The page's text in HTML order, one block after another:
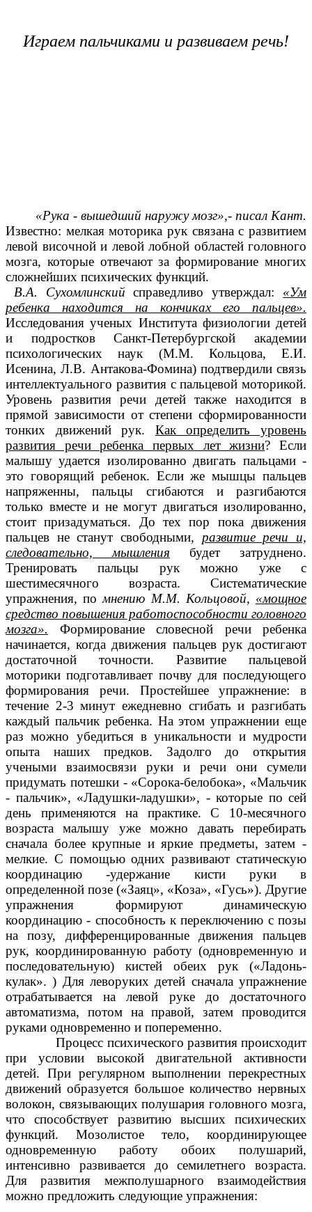
Играем пальчиками и развиваем речь!
«Рука - вышедший наружу мозг»,- писал Кант.
Известно: мелкая моторика рук связана с развитием
левой височной и левой лобной областей головного
мозга, которые отвечают за формирование многих
сложнейших психических функций.
В.А. Сухомлинскийсправедливо утверждал: «Ум
ребенка находится на кончиках его пальцев».
Исследования ученых Института физиологии детей
и подростков Санкт-Петербургской академии
психологических наук (М.М. Кольцова, Е.И.
Исенина, Л.В. Антакова-Фомина) подтвердили связь
интеллектуального развития с пальцевой моторикой.
Уровень развития речи детей также находится в
прямой зависимости от степени сформированности
тонких движений рук. Как определить уровень
развития речи ребенка первых лет жизни? Если
малышу удается изолированно двигать пальцами -
это говорящий ребенок. Если же мышцы пальцев
напряженны, пальцы сгибаются и разгибаются
только вместе и не могут двигаться изолированно,
стоит призадуматься. До тех пор пока движения
пальцев не станут свободными, развитие речи и,
следовательно, мышления будет затруднено.
Тренировать пальцы рук можно уже с
шестимесячного возраста. Систематические
упражнения, помнению М.М. Кольцовой, «мощное
средство повышения работоспособности головного
мозга». Формирование словесной речи ребенка
начинается, когда движения пальцев рук достигают
достаточной точности. Развитие пальцевой
моторики подготавливает почву для последующего
формирования речи. Простейшее упражнение: в
течение 2-3 минут ежедневно сгибать и разгибать
каждый пальчик ребенка. На этом упражнении еще
раз можно убедиться в уникальности и мудрости
опыта наших предков. Задолго до открытия
учеными взаимосвязи руки и речи они сумели
придумать потешки - «Сорока-белобока», «Мальчик
- пальчик», «Ладушки-ладушки», - которые по сей
день применяются на практике. С 10-месячного
возраста малышу уже можно давать перебирать
сначала более крупные и яркие предметы, затем -
мелкие. С помощью одних развивают статическую
координацию -удержание кисти руки в
определенной позе («Заяц», «Коза», «Гусь»). Другие
упражнения формируют динамическую
координацию - способность к переключению с позы
на позу, дифференцированные движения пальцев
рук, координированную работу (одновременную и
последовательную) кистей обеих рук («Ладонь-
кулак». ) Для леворуких детей сначала упражнение
отрабатывается на левой руке до достаточного
автоматизма, потом на правой, затем проводится
руками одновременно и попеременно.
Процесс психического развития происходит
при условии высокой двигательной активности
детей. При регулярном выполнении перекрестных
движений образуется большое количество нервных
волокон, связывающих полушария головного мозга,
что способствует развитию высших психических
функций. Мозолистое тело, координирующее
одновременную работу обоих полушарий,
интенсивно развивается до семилетнего возраста.
Для развития межполушарного взаимодействия
можно предложить следующие упражнения: